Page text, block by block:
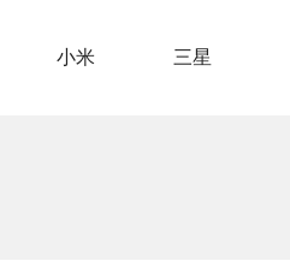
小米 三星